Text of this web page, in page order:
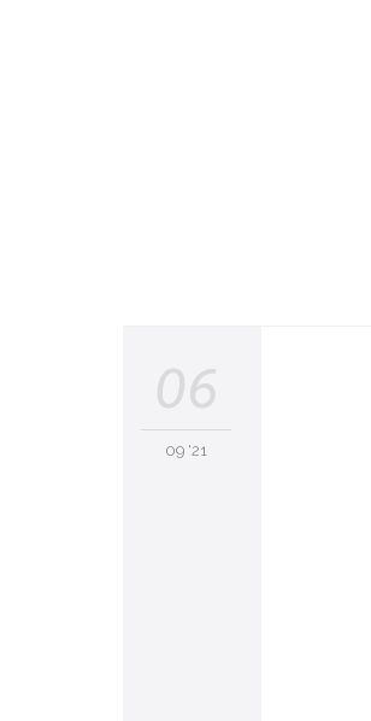
06
09 '21